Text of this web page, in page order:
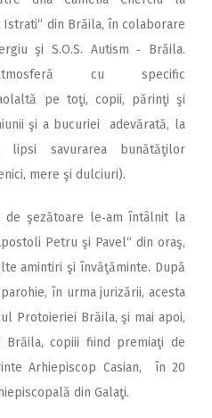
Istrati“ din Brăila, în colaborare
şi S.O.S. Autism ‑ Brăila.
cu specific
pe toţi, copii, părinţi şi
şi a bucuriei adevărată, la
savurarea bunătăţilor
mere şi dulciuri).
şezătoare le‑am întâlnit la
Petru şi Pavel“ din oraş,
amintiri şi învăţăminte. După
în urma jurizării, acesta
Protoieriei Brăila, şi mai apoi,
copiii fiind premiaţi de
Arhiepiscop Casian, în 20
din Galaţi.